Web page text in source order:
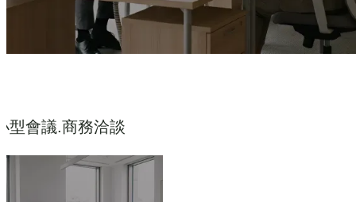
型會議.商務洽談